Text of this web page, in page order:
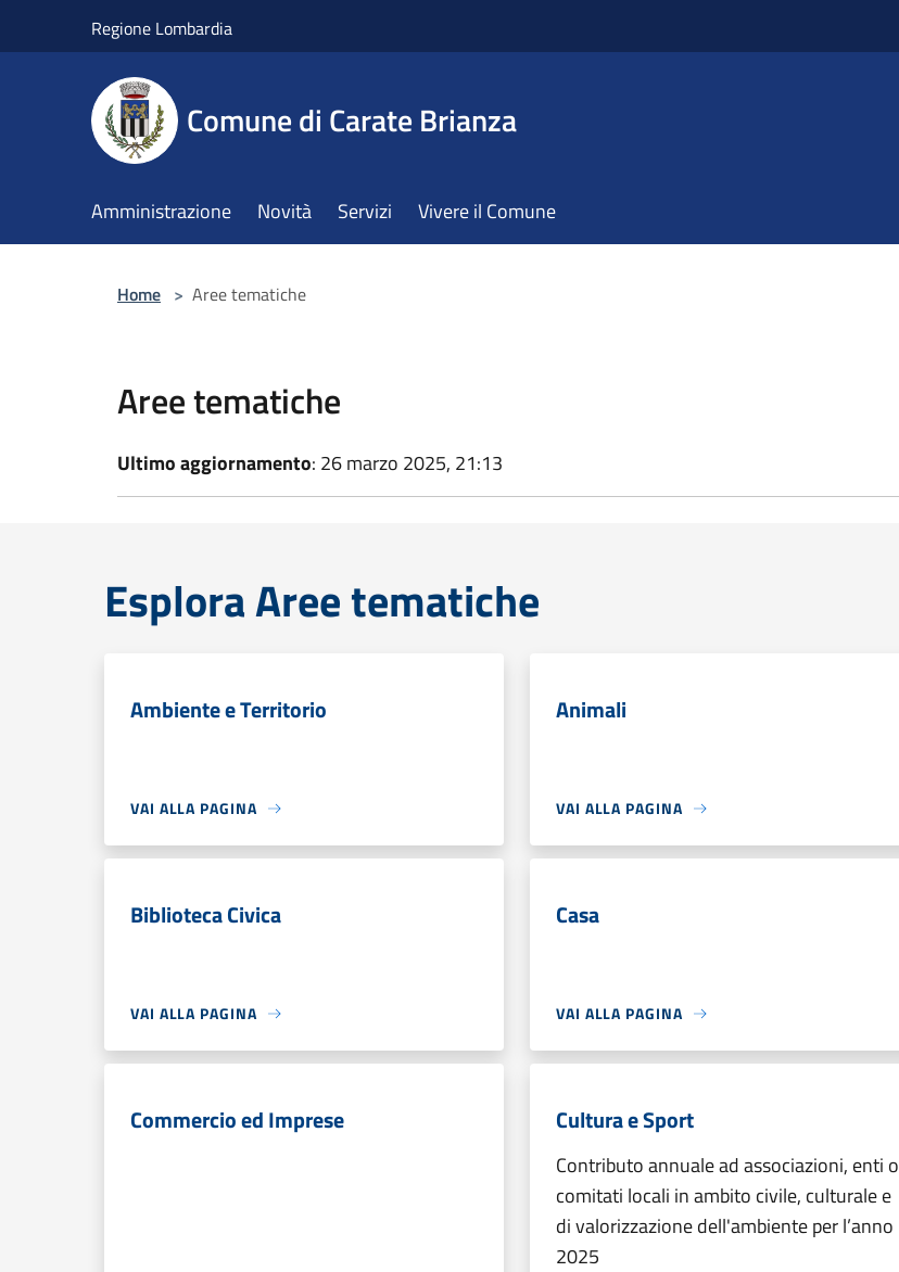
Regione Lombardia
Comune di Carate Brianza
Amministrazione Novità Servizi Vivere il Comune
Home > Aree tematiche
Aree tematiche
Ultimo aggiornamento: 26 marzo 2025, 21:13
Esplora Aree tematiche
Ambiente e Territorio
VAI ALLA PAGINA
Animali
VAI ALLA PAGINA
Biblioteca Civica
VAI ALLA PAGINA
Casa
VAI ALLA PAGINA
Commercio ed Imprese Cultura e Sport
Contributo annuale ad associazioni, enti o
comitati locali in ambito civile, culturale e
di valorizzazione dell'ambiente per l’anno
2025